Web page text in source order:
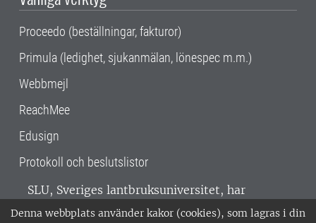
Denna webbplats använder kakor (cookies), som lagras i din
Proceedo (beställningar, fakturor)
Primula (ledighet, sjukanmälan, lönespec m.m.)
Webbmejl
ReachMee
Edusign
Protokoll och beslutslistor
SLU, Sveriges lantbruksuniversitet, har
verksamhet över hela Sverige. Huvudorter är